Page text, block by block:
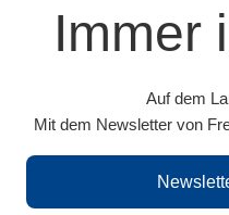
Immer
Auf dem
Mit dem Newsletter von